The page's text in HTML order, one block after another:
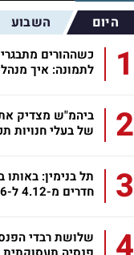
היום השבוע
1
כשההורים
לתמונה: איך
2
ביהמ"ש מצדיק
של בעלי חנויות
3
תל בנימין: באותו
חדרים מ-4.12 ל-3.6 מיליון
שלושת רבדי